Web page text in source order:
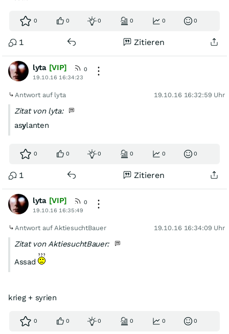
0 0 0 0 0 0
1 Zitieren
lyta[VIP]
0
19.10.16 16:34:23
Antwort auf lyta 19.10.16 16:32:59 Uhr
Zitat von lyta:
asylanten
0 0 0 0 0 0
1 Zitieren
lyta[VIP]
0
19.10.16 16:35:49
Antwort auf AktiesuchtBauer 19.10.16 16:34:09 Uhr
Zitat von AktiesuchtBauer:
Assad
krieg + syrien
0 0 0 0 0 0